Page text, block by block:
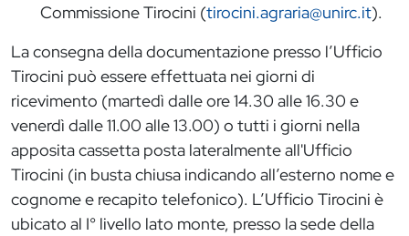
Commissione Tirocini (tirocini.agraria@unirc.it).
La consegna della documentazione presso l’Ufficio
Tirocini può essere effettuata nei giorni di
ricevimento (martedì dalle ore 14.30 alle 16.30 e
venerdì dalle 11.00 alle 13.00) o tutti i giorni nella
apposita cassetta posta lateralmente all'Ufficio
Tirocini (in busta chiusa indicando all’esterno nome e
cognome e recapito telefonico). L’Ufficio Tirocini è
ubicato al I° livello lato monte, presso la sede della